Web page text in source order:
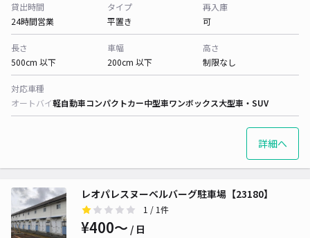
貸出時間
24時間営業
タイプ
平置き
再入庫
可
長さ
500cm 以下
車幅
200cm 以下
高さ
制限なし
対応車種
オートバイ軽自動車コンパクトカー中型車ワンボックス大型車・SUV
詳細へ
レオパレスヌーベルバーグ駐車場【23180】
1 / 1件
¥400〜 / 日